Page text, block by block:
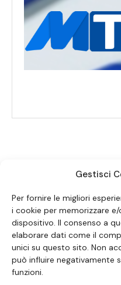
Gestisci
Per fornire le migliori
i cookie per memorizzare
dispositivo. Il consenso a
elaborare dati come il
unici su questo sito. Non
può influire negativamente
funzioni.